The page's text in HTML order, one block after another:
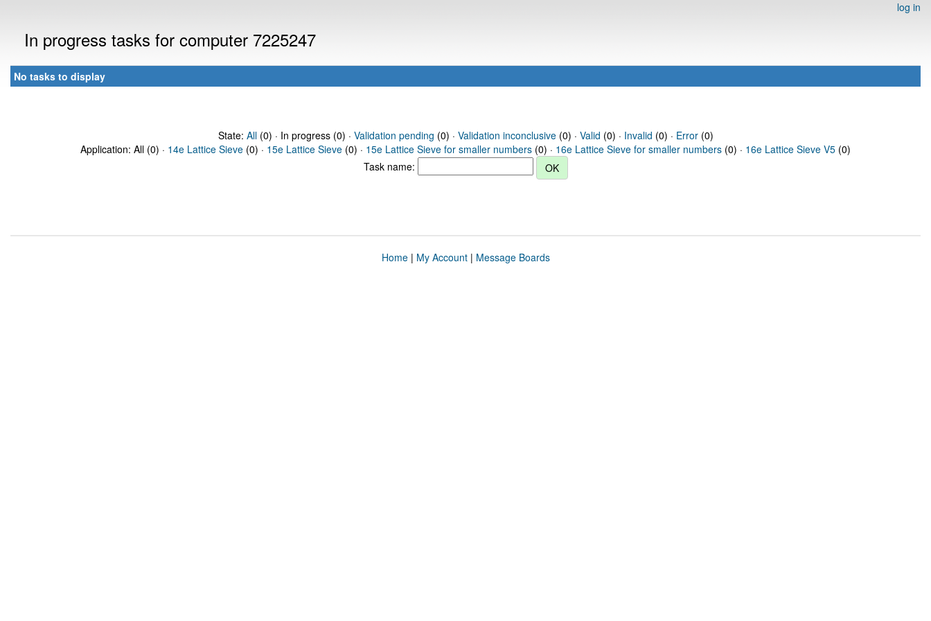
log in
In progress tasks for computer 7225247
No tasks to display
State: All(0) · In progress (0) · Validation pending (0) · Validation inconclusive(0) · Valid (0) · Invalid (0) · Error(0)
Application: All (0) · 14e Lattice Sieve (0) · 15e Lattice Sieve (0) · 15e Lattice Sieve for smaller numbers (0) · 16e Lattice Sieve for smaller numbers (0) · 16e Lattice Sieve V5 (0)
Task name:
Home| My Account| Message Boards